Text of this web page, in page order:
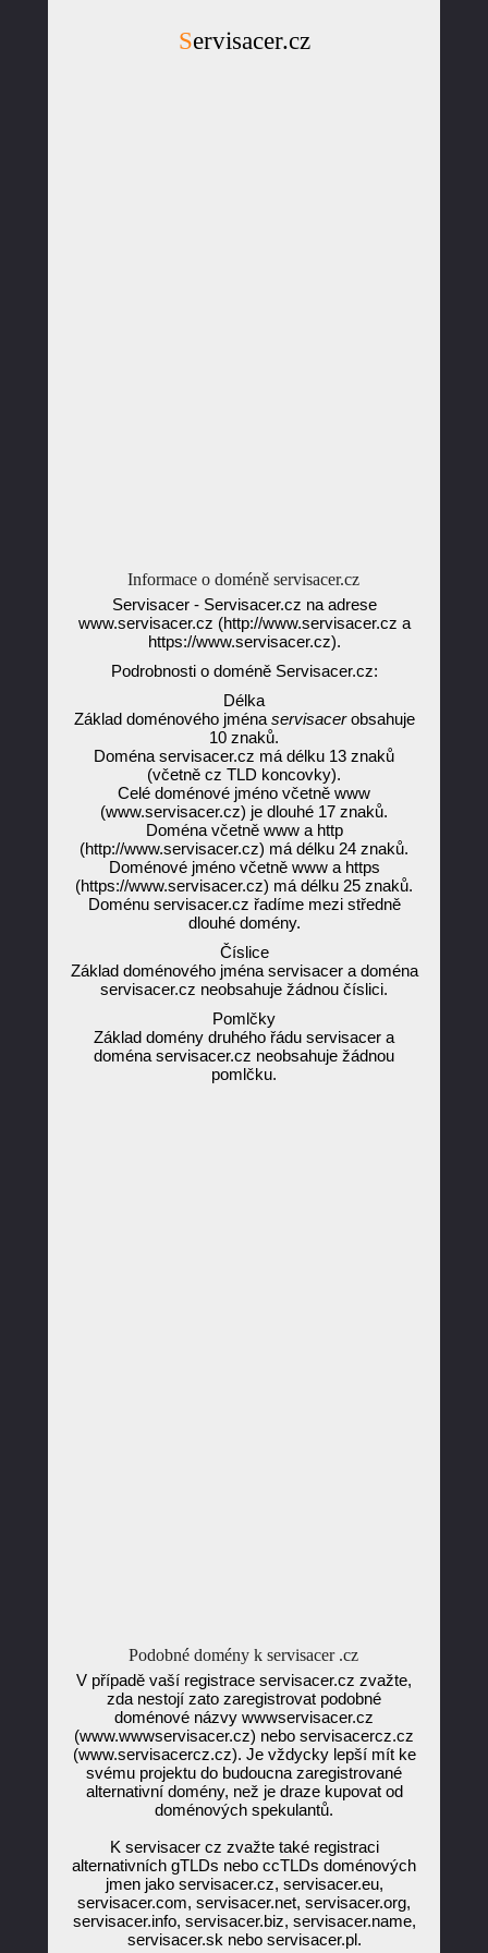
Servisacer.cz
Informace o doméně servisacer.cz
Servisacer - Servisacer.cz na adrese
www.servisacer.cz (http://www.servisacer.cz a
https://www.servisacer.cz).
Podrobnosti o doméně Servisacer.cz:
Délka
Základ doménového jména servisacerobsahuje
10 znaků.
Doména servisacer.cz má délku 13 znaků
(včetně cz TLD koncovky).
Celé doménové jméno včetně www
(www.servisacer.cz) je dlouhé 17 znaků.
Doména včetně www a http
(http://www.servisacer.cz) má délku 24 znaků.
Doménové jméno včetně www a https
(https://www.servisacer.cz) má délku 25 znaků.
Doménu servisacer.cz řadíme mezi středně
dlouhé domény.
Číslice
Základ doménového jména servisacer a doména
servisacer.cz neobsahuje žádnou číslici.
Pomlčky
Základ domény druhého řádu servisacer a
doména servisacer.cz neobsahuje žádnou
pomlčku.
Podobné domény k servisacer .cz
V případě vaší registrace servisacer.cz zvažte,
zda nestojí zato zaregistrovat podobné
doménové názvy wwwservisacer.cz
(www.wwwservisacer.cz) nebo servisacercz.cz
(www.servisacercz.cz). Je vždycky lepší mít ke
svému projektu do budoucna zaregistrované
alternativní domény, než je draze kupovat od
doménových spekulantů.
K servisacer cz zvažte také registraci
alternativních gTLDs nebo ccTLDs doménových
jmen jako servisacer.cz, servisacer.eu,
servisacer.com, servisacer.net, servisacer.org,
servisacer.info, servisacer.biz, servisacer.name,
servisacer.sk nebo servisacer.pl.